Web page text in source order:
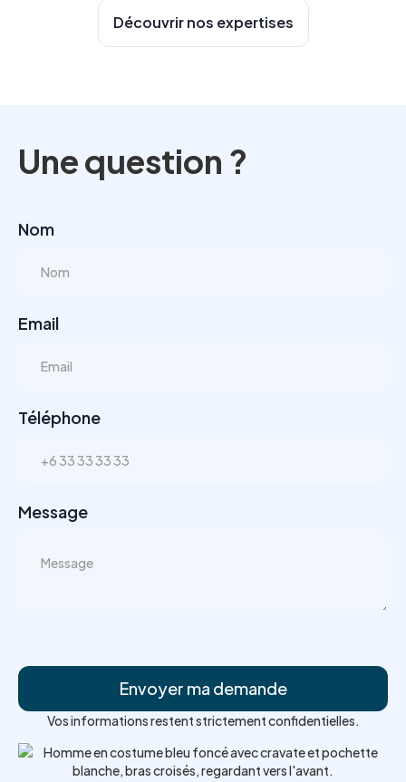
Découvrir nos expertises
Une question ?
Nom
Email
Téléphone
Message
Vos informations restent strictement confidentielles.